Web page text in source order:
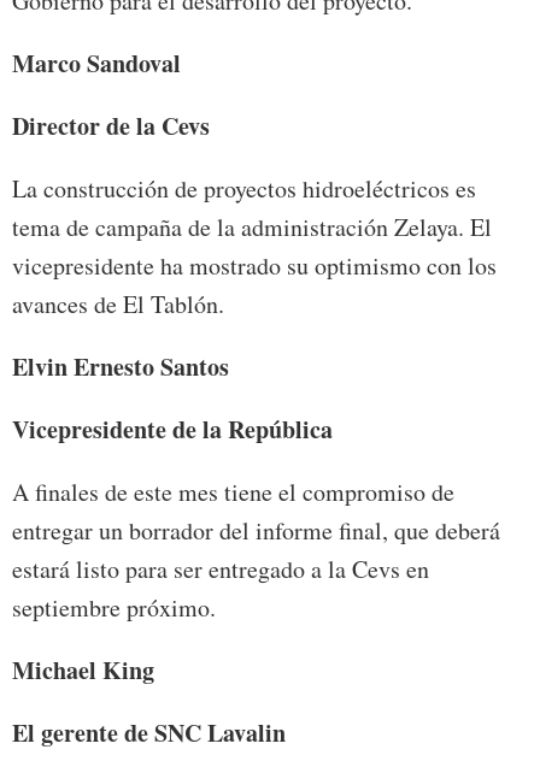
Marco Sandoval
Director de la Cevs
La construcción de proyectos hidroeléctricos es
tema de campaña de la administración Zelaya. El
vicepresidente ha mostrado su optimismo con los
avances de El Tablón.
Elvin Ernesto Santos
Vicepresidente de la República
A finales de este mes tiene el compromiso de
entregar un borrador del informe final, que deberá
estará listo para ser entregado a la Cevs en
septiembre próximo.
Michael King
El gerente de SNC Lavalin